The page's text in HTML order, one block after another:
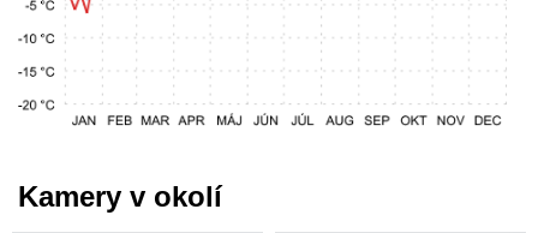
Kamery v okolí